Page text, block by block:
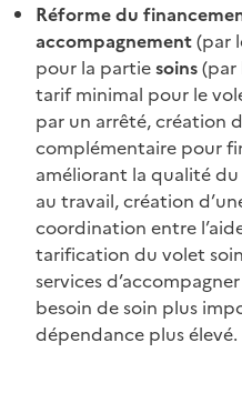
Réforme du
accompagnement(par
pour la partiesoins(par
tarif minimal pour le
par un arrêté, création
complémentaire pour
améliorant la qualité
au travail, création
coordination entre
tarification du volet
services
besoin de soin plus
dépendance plus élevé.